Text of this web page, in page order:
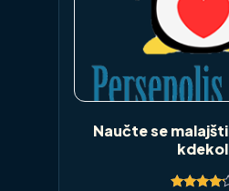
Naučte se